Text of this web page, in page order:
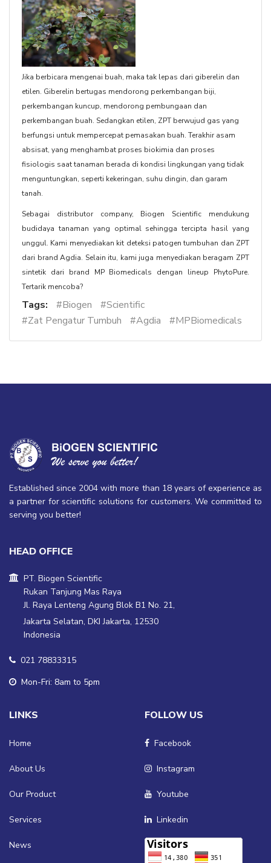
Jika berbicara mengenai buah, maka tak lepas dari giberelin dan
etilen. Giberelin bertugas mendorong perkembangan biji,
perkembangan kuncup, mendorong pembungaan dan
perkembangan buah. Sedangkan etilen, ZPT berwujud gas yang
berfungsi untuk mempercepat pemasakan buah. Terakhir asam
absisat, yang menghambat proses biokimia dan proses
fisiologis saat tanaman berada di kondisi lingkungan yang tidak
menguntungkan, seperti kekeringan, suhu dingin, dan garam
tanah.
Sebagai distributor company, Biogen Scientific mendukung
budidaya tanaman yang optimal sehingga tercipta hasil yang
unggul. Kami menyediakan kit deteksi patogen tumbuhan dan ZPT
dari brand Agdia. Selain itu, kami juga menyediakan beragam ZPT
sintetik dari brand MP Biomedicals dengan lineup PhytoPure.
Tertarik mencoba?
Tags: #Biogen
#Scientific
#Zat Pengatur Tumbuh
#Agdia #MPBiomedicals
Established since 2004 with more than 18 years of experience as
a partner for scientific solutions for customers. We committed to
serving you better!
HEAD OFFICE
PT. Biogen Scientific
Rukan Tanjung Mas Raya
Jl. Raya Lenteng Agung Blok B1 No. 21,
Jakarta Selatan, DKI Jakarta, 12530
Indonesia
021 78833315
Mon-Fri: 8am to 5pm
LINKS
Home
About Us
Our Product
Services
News
FOLLOW US
Facebook
Instagram
Youtube
Linkedin